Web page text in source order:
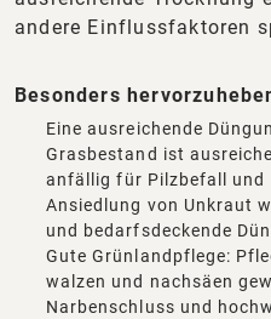
andere Einflussfaktoren
Besonders
Eine ausreichende
Grasbestand ist
anfällig für Pilzbefall und
Ansiedlung von Unkraut
und bedarfsdeckende
Gute Grünlandpflege:
walzen und nachsäen
Narbenschluss und